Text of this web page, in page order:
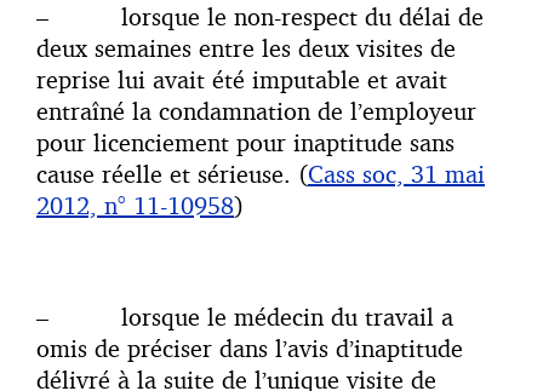
– lorsque le non-respect du délai de
deux semaines entre les deux visites de
reprise lui avait été imputable et avait
entraîné la condamnation de l’employeur
pour licenciement pour inaptitude sans
cause réelle et sérieuse. (Cass soc, 31 mai
2012, n° 11-10958)
– lorsque le médecin du travail a
omis de préciser dans l’avis d’inaptitude
délivré à la suite de l’unique visite de